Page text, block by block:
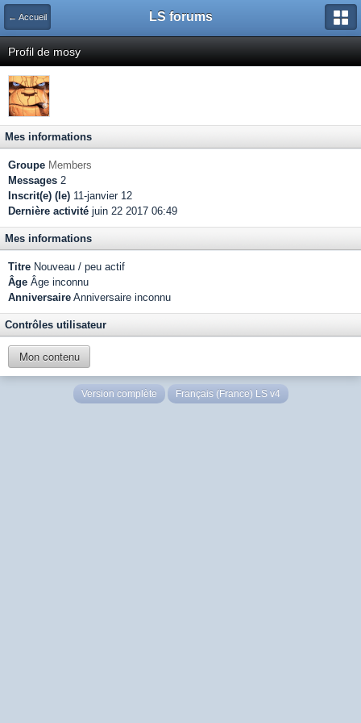
← Accueil LS forums
Profil de mosy
Mes informations
Groupe Members
Messages 2
Inscrit(e) (le) 11-janvier 12
Dernière activité juin 22 2017 06:49
Mes informations
Titre Nouveau / peu actif
Âge Âge inconnu
Anniversaire Anniversaire inconnu
Contrôles utilisateur
Mon contenu
Version complète Français (France) LS v4